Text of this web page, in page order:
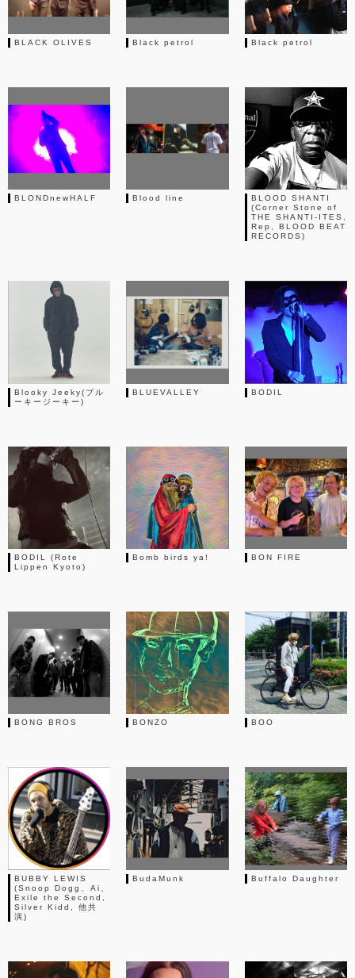
BLACK OLIVES Black petrol Black petrol
BLONDnewHALF Blood line
BLOOD SHANTI
(Corner Stone of
THE SHANTI-ITES,
Rep, BLOOD BEAT
RECORDS)
Blooky Jeeky(ブル
ーキージーキー)
BLUEVALLEY BODIL
BODIL (Rote
Lippen Kyoto)
Bomb birds ya! BON FIRE
BONG BROS BONZO BOO
BUBBY LEWIS
(Snoop Dogg、Ai、
Exile the Second,
Silver Kidd, 他共
演)
BudaMunk Buffalo Daughter